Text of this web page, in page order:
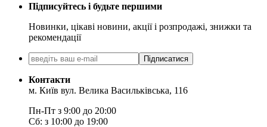
Підписуйтесь і будьте першими
Новинки, цікаві новини, акції і розпродажі, знижки та
рекомендації
Підписатися
Контакти
м. Київ вул. Велика Васильківська, 116
Пн-Пт з 9:00 до 20:00
Сб: з 10:00 до 19:00